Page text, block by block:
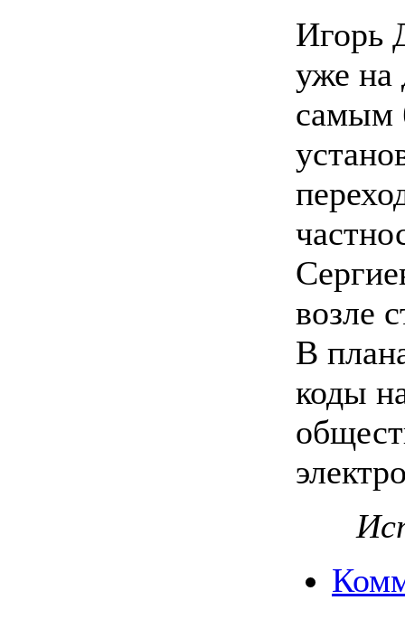
Игорь
уже на
самым
возле
В
коды